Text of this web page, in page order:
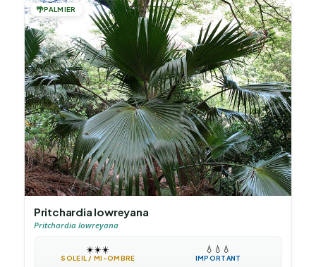
🌴PALMIER
Pritchardia lowreyana
Pritchardia lowreyana
☀️☀️☀️
SOLEIL / MI-OMBRE
💧 💧 💧
IMPORTANT